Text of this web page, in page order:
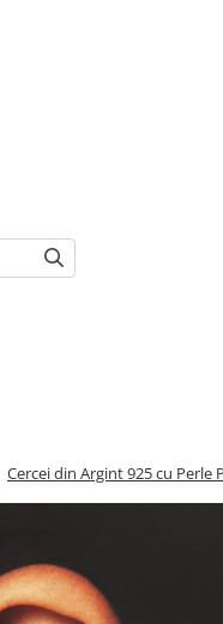
Cercei din Argint 925 cu Perle